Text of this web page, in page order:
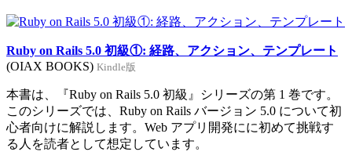
Ruby on Rails 5.0 初級①: 経路、アクション、テンプレート
(OIAX BOOKS) Kindle版
本書は、『Ruby on Rails 5.0 初級』シリーズの第 1 巻です。
このシリーズでは、Ruby on Rails バージョン 5.0 について初
心者向けに解説します。Web アプリ開発にに初めて挑戦す
る人を読者として想定しています。